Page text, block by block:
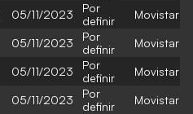
05/11/2023
Por
definir
Movistar
05/11/2023
Por
definir
Movistar
05/11/2023
Por
definir
Movistar
05/11/2023
Por
definir
Movistar